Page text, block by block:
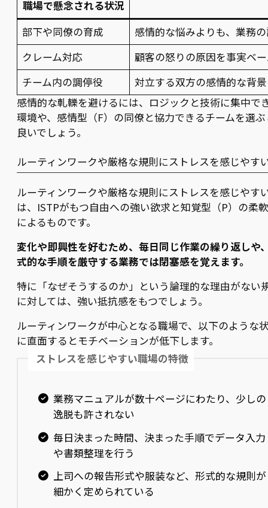
職場で懸念される状況
部下や同僚の育成
感情的な悩みよりも、業務
クレーム対応
顧客の怒りの原因を事実ベ
チーム内の調停役
対立する双方の感情的な背
感情的な軋轢を避けるには、ロジックと技術に集中で
環境や、感情型（F）の同僚と協力できるチームを選
良いでしょう。
ルーティンワークや厳格な規則にストレスを感じやす
ルーティンワークや厳格な規則にストレスを感じやす
は、ISTPがもつ自由への強い欲求と知覚型（P）の柔
によるものです。
変化や即興性を好むため、毎日同じ作業の繰り返しや
式的な手順を厳守する業務では閉塞感を覚えます。
特に「なぜそうするのか」という論理的な理由がない
に対しては、強い抵抗感をもつでしょう。
ルーティンワークが中心となる職場で、以下のような
に直面するとモチベーションが低下します。
ストレスを感じやすい職場の特徴
業務マニュアルが数十ページにわたり、少しの
逸脱も許されない
毎日決まった時間、決まった手順でデータ入力
や書類整理を行う
上司への報告形式や服装など、形式的な規則が
細かく定められている